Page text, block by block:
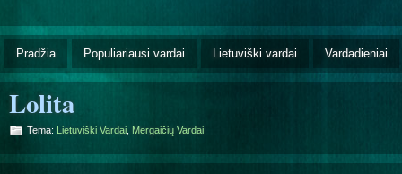
Pradžia Populiariausi vardai Lietuviški vardai Vardadieniai
Lolita
Tema: Lietuviški Vardai Mergaičių Vardai